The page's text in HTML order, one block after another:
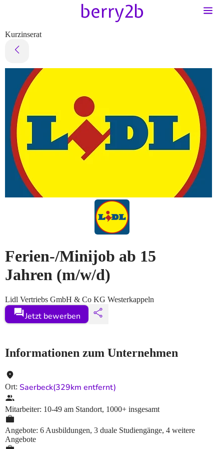
Kurzinserat
Ferien-/Minijob ab 15
Jahren (m/w/d)
Lidl Vertriebs GmbH & Co KG Westerkappeln
Jetzt bewerben
Informationen zum Unternehmen
Ort: Saerbeck(329km entfernt)
Mitarbeiter: 10-49 am Standort, 1000+ insgesamt
Angebote: 6 Ausbildungen, 3 duale Studiengänge, 4 weitere
Angebote